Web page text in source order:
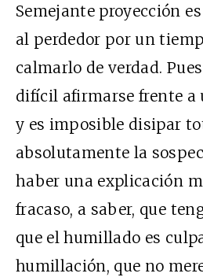
Semejante proyección
al perdedor por un
calmarlo de verdad.
difícil afirmarse frente a
y es imposible disipar
absolutamente la
haber una explicación
fracaso, a saber, que
que el humillado es
humillación, que no